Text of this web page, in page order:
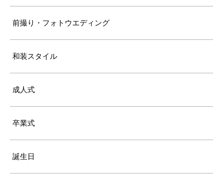
前撮り・フォトウエディング
和装スタイル
成人式
卒業式
誕生日